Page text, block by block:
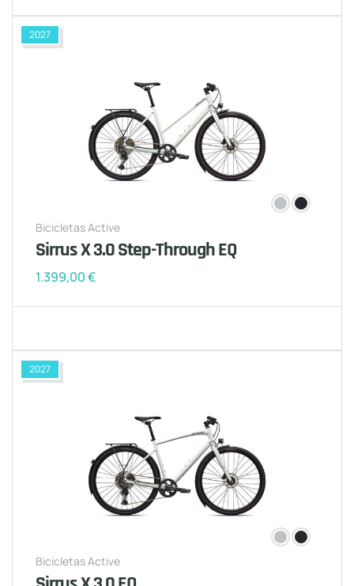
2027
Bicicletas Active
Sirrus X 3.0 Step-Through EQ
1.399,00€
2027
Bicicletas Active